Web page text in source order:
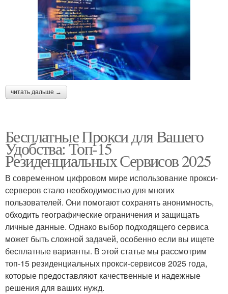
читать дальше →
Бесплатные Прокси для Вашего
Удобства: Топ-15
Резиденциальных Сервисов 2025
В современном цифровом мире использование прокси-
серверов стало необходимостью для многих
пользователей. Они помогают сохранять анонимность,
обходить географические ограничения и защищать
личные данные. Однако выбор подходящего сервиса
может быть сложной задачей, особенно если вы ищете
бесплатные варианты. В этой статье мы рассмотрим
топ-15 резиденциальных прокси-сервисов 2025 года,
которые предоставляют качественные и надежные
решения для ваших нужд.